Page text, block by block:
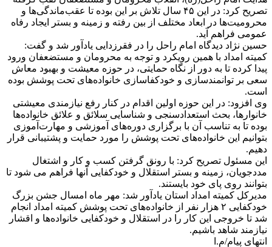
تصریح کرد: در این ۴۵ سال تلاش بر این بوده تا عقب‌ماندگی‌‌ها و
محرومیت‌ها در ابعاد مختلف از بین رفته و زمینه و بستر ایجاد رفاه
عمومی فراهم آید.
حسین نژاد دیدگاه امام راحل را در فقرزدایی یادآور شد و گفت:
کمیته امداد با همین رویکرد و توجه به محرومان و مستضعفان ورود
پیدا کرده تا به دور از نگاه حمایتی، در حوزه معیشت و بهبود معاش
سعی بر توانمندسازی و خودکفاسازی خانواده‌های تحت پوشش بوده
است.
وی افزود: در این حوزه اولین اقدام در کنار رفع نیازمندی معیشتی
خانوارها، بحث استعدادسنجی و شناسایی سلائق و علائق خانواده‌ها
بوده تا به تناسب آن با برگزاری دوره‌های آموزشی و مهارت‌آموزی
بتوانیم این خانواده‌های تحت پوشش را مورد حمایت و پشتیبانی قرار
دهیم.
این مسئول تصریح کرد: با رونق گرفتن کسب و کار و اشتغال
مددجویان، زمینه و بستر استقلال و خودکفایی آنها فراهم می شود تا
بتوانند روی پای خود بایستند.
مدیرکل کمیته امداد استان یادآور شد: مهر ماه امسال جشن بزرگ
خودکفایی ۲ هزار نفر از خانواده‌های تحت پوشش کمیته امداد انجام
شد تا خروجی این کار را در استقلال و خودکفایی خانواده‌ها و اقشار
نیازمند شاهد باشیم.
انتهای پیام/م.ا